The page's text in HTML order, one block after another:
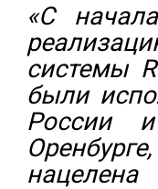
«С
системы
были
России